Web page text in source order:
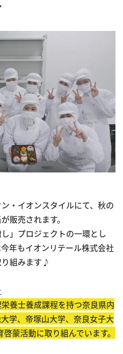
・イオンスタイルにて、秋の
販売されます。
」プロジェクトの一環とし
年もイオンリテール株式会社
組みます♪
養士養成課程を持つ奈良県内
学、帝塚山大学、奈良女子大
蒙活動に取り組んでいます。